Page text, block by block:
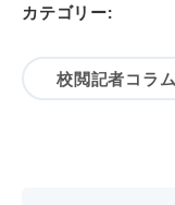
カテゴリー:
校閲記者コラム